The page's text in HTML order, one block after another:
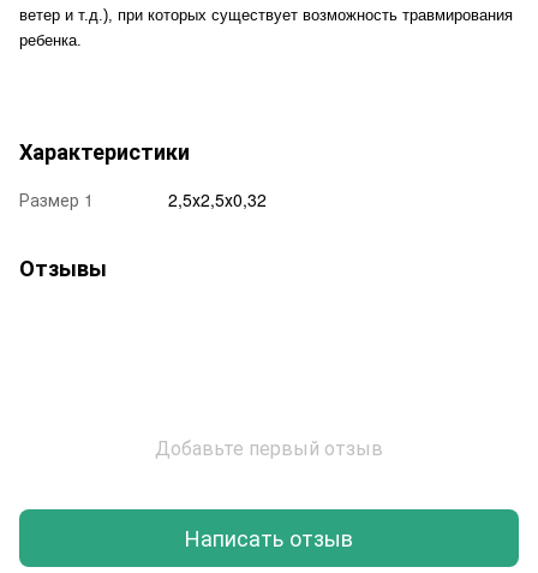
ветер и т.д.), при которых существует возможность травмирования
ребенка.
Характеристики
Размер 1 2,5х2,5х0,32
Отзывы
Добавьте первый отзыв
Написать отзыв